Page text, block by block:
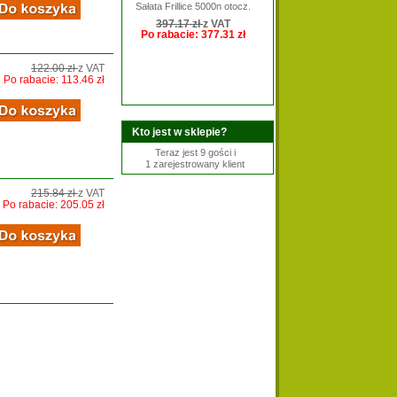
122.00 złz VAT
Po rabacie: 113.46 zł
215.84 złz VAT
Po rabacie: 205.05 zł
Ogórek Akord 1000n
Koper Szmaragd 500g
Sałata Frillice 5000n otocz.
Rzodkiewka Celesta 50T 2.50-
2.75
Kto jest w sklepie?
Teraz jest 9 gości i
1 zarejestrowany klient